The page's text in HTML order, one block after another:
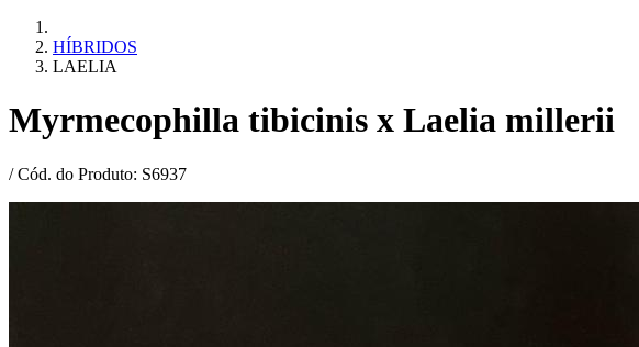
HÍBRIDOS
LAELIA
Myrmecophilla tibicinis x Laelia millerii
/ Cód. do Produto: S6937